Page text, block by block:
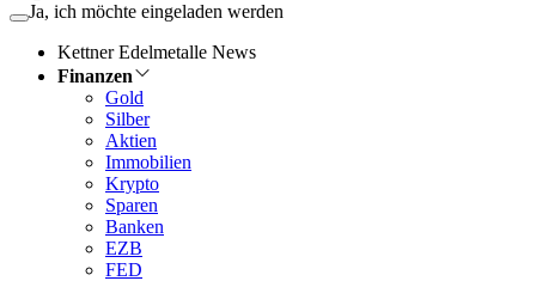
Ja, ich möchte eingeladen werden
Kettner Edelmetalle News
Finanzen
Gold
Silber
Aktien
Immobilien
Krypto
Sparen
Banken
EZB
FED